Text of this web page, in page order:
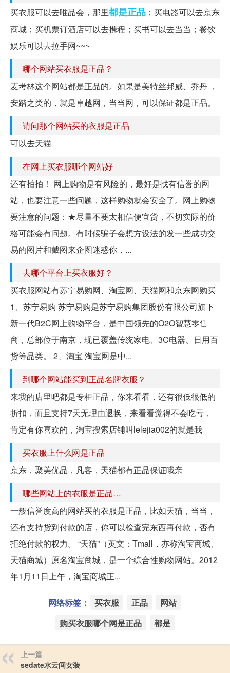
买衣服可以去唯品会，那里都是正品 ；买电器可以去京东
商城；买机票订酒店可以去携程；买书可以去当当；餐饮
娱乐可以去拉手网~~~
哪个网站买衣服是正品？
麦考林这个网站都是正品的。如果是美特丝邦威、乔丹 ，
安踏之类的，就是卓越网，当当网，可以保证都是正品。
请问那个网站买的衣服是正品
可以去天猫
在网上买衣服哪个网站好
还有拍拍！ 网上购物是有风险的，最好是找有信誉的网
站，也要注意一些问题，这样购物就会安全了。网上购物
要注意的问题：★尽量不要太相信便宜货，不切实际的价
格可能会有问题。有时候骗子会想方设法的发一些成功交
易的图片和截图来企图迷惑你，...
去哪个平台上买衣服好？
买衣服网站有苏宁易购网、淘宝网、天猫网和京东网购买
1、苏宁易购 苏宁易购是苏宁易购集团股份有限公司旗下
新一代B2C网上购物平台，是中国领先的O2O智慧零售
商，总部位于南京，现已覆盖传统家电、3C电器、日用百
货等品类。 2、淘宝 淘宝网是中...
到哪个网站能买到正品名牌衣服？
来我的店里吧都是专柜正品，你来看看，还有很低很低的
折扣，而且支持7天无理由退换，来看看觉得不会吃亏，
肯定有你喜欢的，淘宝搜索店铺叫lelejia002的就是我
买衣服上什么网是正品
京东，聚美优品，凡客，天猫都有正品保证哦亲
哪些网站上的衣服是正品…
一般信誉度高的网站买的衣服是正品，比如天猫，当当，
还有支持货到付款的店，你可以检查完东西再付款，否有
拒绝付款的权力。 “天猫”（英文：Tmall，亦称淘宝商城、
天猫商城）原名淘宝商城，是一个综合性购物网站。2012
年1月11日上午，淘宝商城正...
网络标签： 买衣服 正品
网站
购买衣服哪个网是正品
都是
上一篇
sedate水云间女装